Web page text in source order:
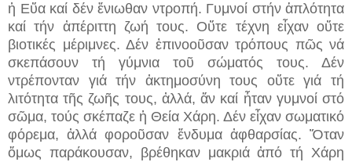
ἡ Εὔα καί δέν ἔνιωθαν ντροπή. Γυμνοί στήν ἁπλότητα
καί τήν ἀπέριττη ζωή τους. Οὔτε τέχνη εἶχαν οὔτε
βιοτικές μέριμνες. Δέν ἐπινοοῦσαν τρόπους πῶς νά
σκεπάσουν τή γύμνια τοῦ σώματός τους. Δέν
ντρέπονταν γιά τήν ἀκτημοσύνη τους οὔτε γιά τή
λιτότητα τῆς ζωῆς τους, ἀλλά, ἄν καί ἦταν γυμνοί στό
σῶμα, τούς σκέπαζε ἡ Θεία Χάρη. Δέν εἶχαν σωματικό
φόρεμα, ἀλλά φοροῦσαν ἔνδυμα ἀφθαρσίας. Ὅταν
ὅμως παράκουσαν, βρέθηκαν μακριά ἀπό τή Χάρη